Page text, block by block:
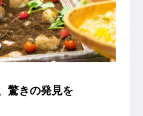
驚きの発見を